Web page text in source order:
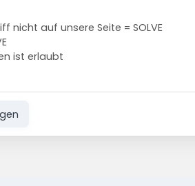
nicht auf unsere Seite = SOLVE
ist erlaubt